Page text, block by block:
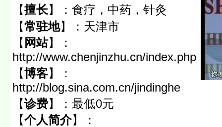
【擅长】： 食疗，中药，针灸
【常驻地】： 天津市
【 网站】：
http://www.chenjinzhu.cn/index.php
【博客】：
http://blog.sina.com.cn/jindinghe
【诊费】： 最低0元
【个人简介】：